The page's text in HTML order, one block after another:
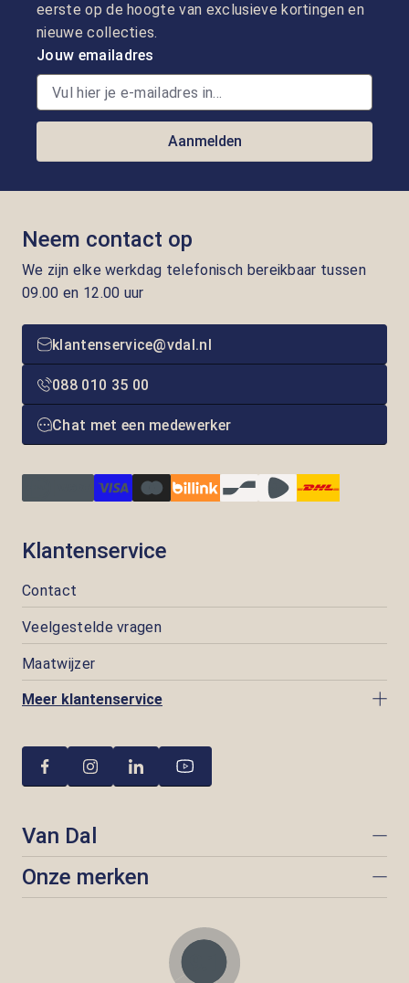
eerste op de hoogte van exclusieve kortingen en
nieuwe collecties.
Jouw emailadres
Aanmelden
Neem contact op
We zijn elke werkdag telefonisch bereikbaar tussen
09.00 en 12.00 uur
klantenservice@vdal.nl
088 010 35 00
Chat met een medewerker
Klantenservice
Contact
Veelgestelde vragen
Maatwijzer
Meer klantenservice
Van Dal
Onze merken